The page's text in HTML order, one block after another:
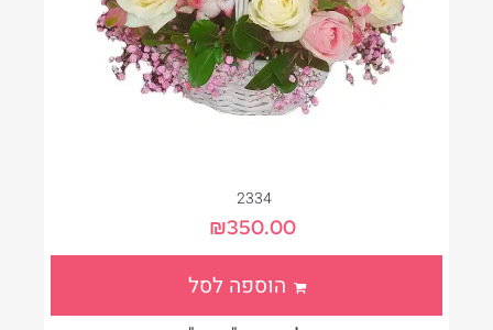
2334
₪350.00
הוספה לסל